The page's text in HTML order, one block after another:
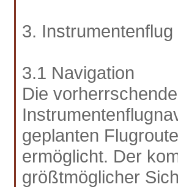
3.
3.1 Navigation
Die
geplanten
ermöglicht. Der
größtmöglicher